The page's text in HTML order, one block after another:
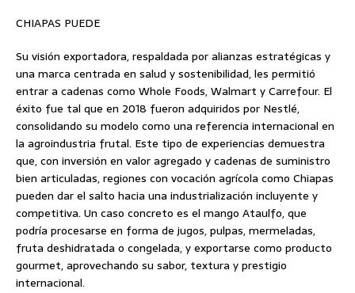
CHIAPAS PUEDE
Su visión exportadora, respaldada por alianzas estratégicas y
una marca centrada en salud y sostenibilidad, les permitió
entrar a cadenas como Whole Foods, Walmart y Carrefour. El
éxito fue tal que en 2018 fueron adquiridos por Nestlé,
consolidando su modelo como una referencia internacional en
la agroindustria frutal. Este tipo de experiencias demuestra
que, con inversión en valor agregado y cadenas de suministro
bien articuladas, regiones con vocación agrícola como Chiapas
pueden dar el salto hacia una industrialización incluyente y
competitiva. Un caso concreto es el mango Ataulfo, que
podría procesarse en forma de jugos, pulpas, mermeladas,
fruta deshidratada o congelada, y exportarse como producto
gourmet, aprovechando su sabor, textura y prestigio
internacional.